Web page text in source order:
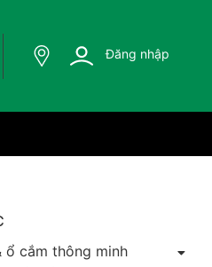
Đăng nhập
ổ cắm thông minh